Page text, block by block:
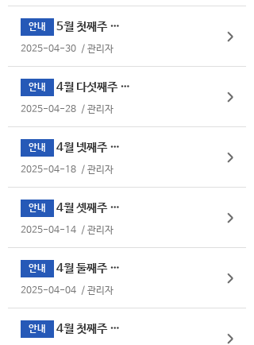
안내 5월 첫째주 식단표
2025-04-30 / 관리자
안내 4월 다섯째주 식단표
2025-04-28 / 관리자
안내 4월 넷째주 식단표
2025-04-18 / 관리자
안내 4월 셋째주 식단표
2025-04-14 / 관리자
안내 4월 둘째주 식단표
2025-04-04 / 관리자
안내 4월 첫째주 식단표